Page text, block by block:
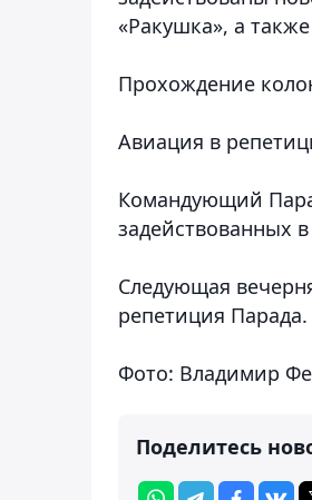
«Ракушка», а
Прохождение
Авиация в
Командующий
задействованных
Следующая
репетиция Парада.
Фото: Владимир
Поделитесь